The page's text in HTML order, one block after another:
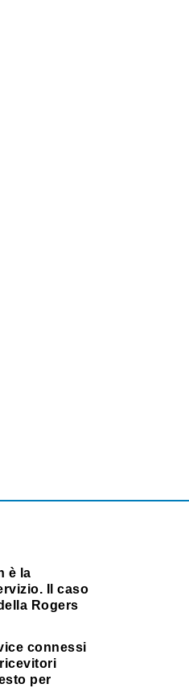
è la
Il caso
Rogers
connessi
per